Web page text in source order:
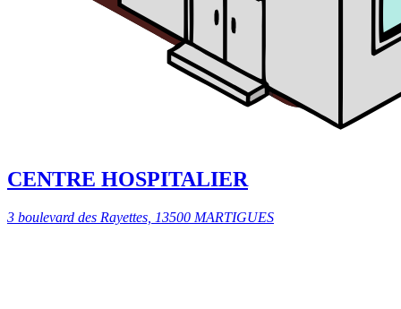
CENTRE HOSPITALIER
3 boulevard des Rayettes, 13500 MARTIGUES